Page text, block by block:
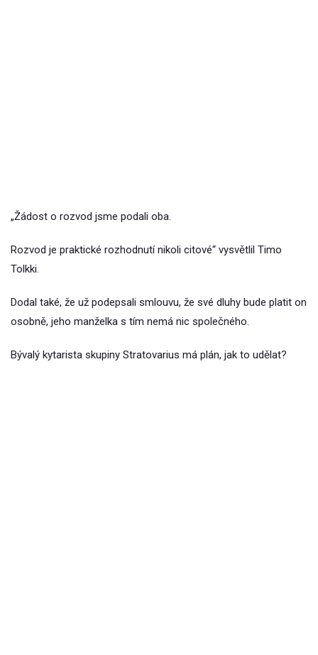
„Žádost o rozvod jsme podali oba.
Rozvod je praktické rozhodnutí nikoli citové“ vysvětlil Timo
Tolkki.
Dodal také, že už podepsali smlouvu, že své dluhy bude platit on
osobně, jeho manželka s tím nemá nic společného.
Bývalý kytarista skupiny Stratovarius má plán, jak to udělat?